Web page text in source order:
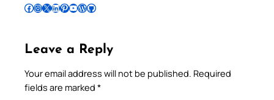
Follow Pradeep on Facebook Follow Pradeep on InstagramFollow Pradeep on X Follow Pradeep on LinkedIn Follow Pradeep on Pinterest Subscribe to Pradeep’s Youtube Channel Follow Pradeep on WordPress Follow Pradeep on GitHub
Leave a Reply
Your email address will not be published. Required
fields are marked *